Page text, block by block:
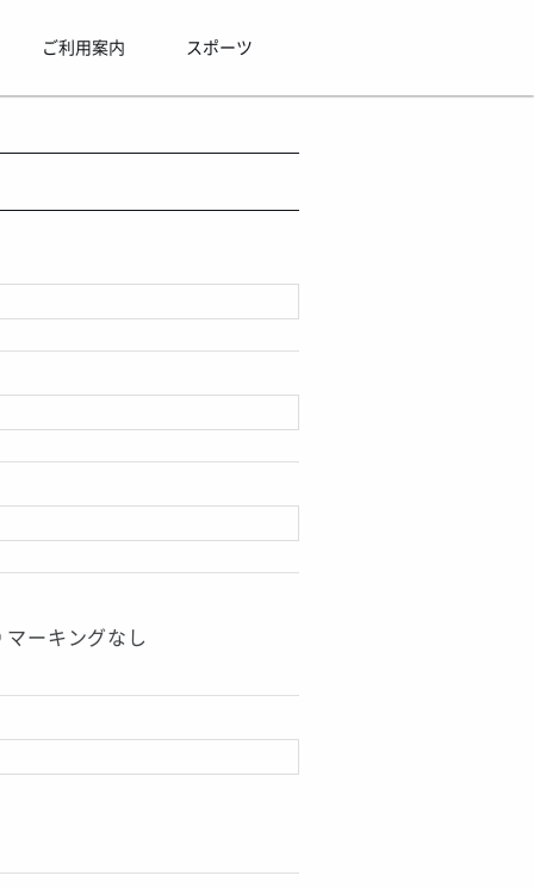
ご利用案内 スポーツ
マーキングなし